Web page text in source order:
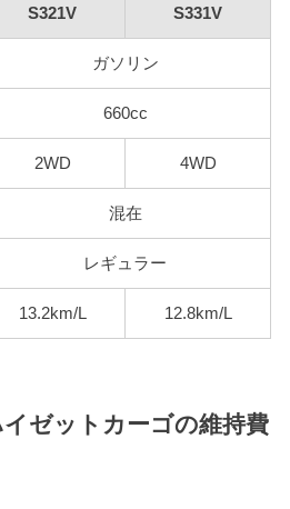
S321V
S331V
ガソリン
660cc
2WD 4WD
混在
レギュラー
13.2km/L 12.8km/L
ゼットカーゴの維持費